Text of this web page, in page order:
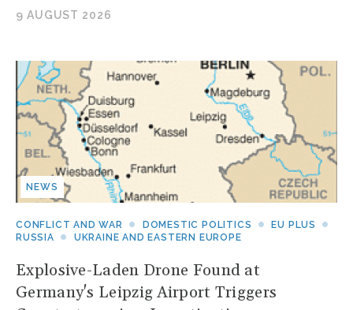
9 AUGUST 2026
NEWS
CONFLICT AND WAR DOMESTIC POLITICS
EU PLUS
RUSSIA
UKRAINE AND EASTERN EUROPE
Explosive-Laden Drone Found at
Germany's Leipzig Airport Triggers